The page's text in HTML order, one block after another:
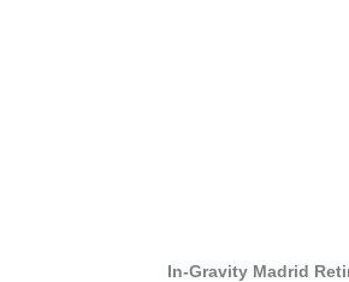
In-Gravity Madrid